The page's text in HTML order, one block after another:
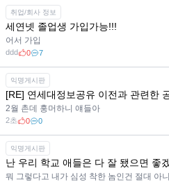
취업/회사 정보
세연넷 졸업생 가입가능!!!
어서 가입
ddd 0 7
익명게시판
[RE] 연세대정보공유 이전과 관련한
2월 촌데 훙머하니 얘들아
2초 0 0
익명게시판
난 우리 학교 애들은 다 잘 됐으면 좋
뭐 그렇다고 내가 심성 착한 놈인건 절대 아